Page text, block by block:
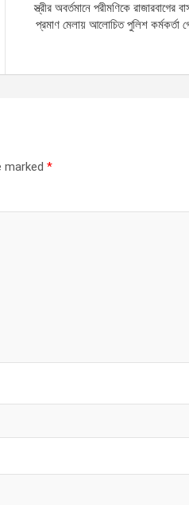
স্ত্রীর অবর্তমানে পরীমণিকে রাজারবাগের
প্রমাণ মেলায় আলোচিত পুলিশ কর্মকর্তা
marked *